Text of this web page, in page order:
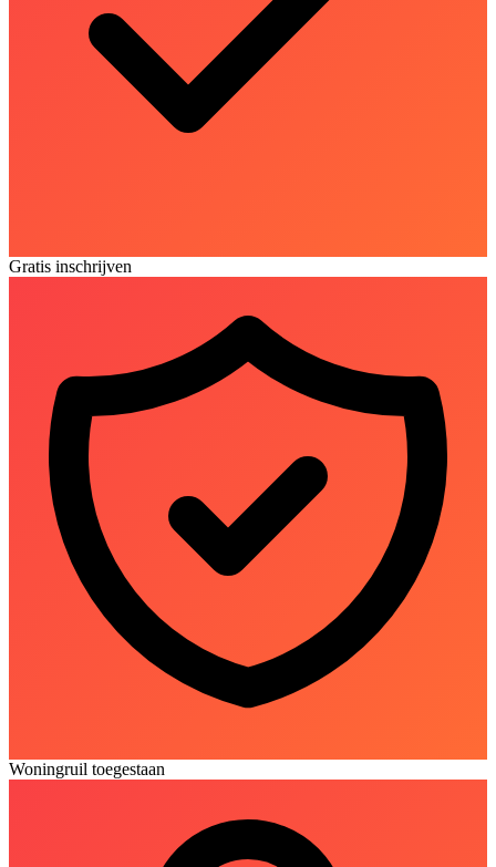
Gratis inschrijven
Woningruil toegestaan